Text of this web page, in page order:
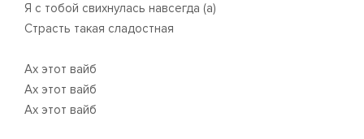
Я с тобой свихнулась навсегда (а)
Страсть такая сладостная
Ах этот вайб
Ах этот вайб
Ах этот вайб